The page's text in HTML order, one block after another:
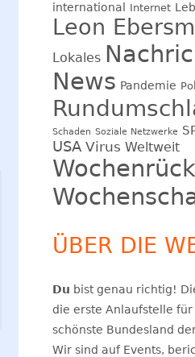
international Internet
Leon
Lokales
News Pandemie
Schaden Soziale Netzwerke
USA Virus Weltweit
ÜBER DIE
Du bist genau richtig!
die erste Anlaufstelle
schönste Bundesland
Wir sind auf Events,